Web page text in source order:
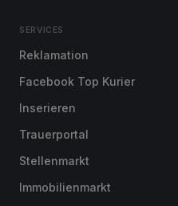
SERVICES
Reklamation
Facebook Top Kurier
Inserieren
Trauerportal
Stellenmarkt
Immobilienmarkt